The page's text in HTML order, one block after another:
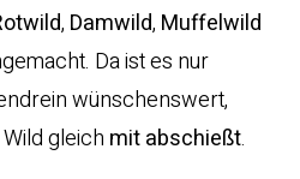
, Damwild, Muffelwild
Da ist es nur
wünschenswert,
gleich mit abschießt.